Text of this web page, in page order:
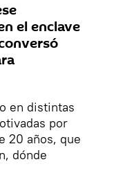
el enclave
en distintas
por
20 años, que
dónde